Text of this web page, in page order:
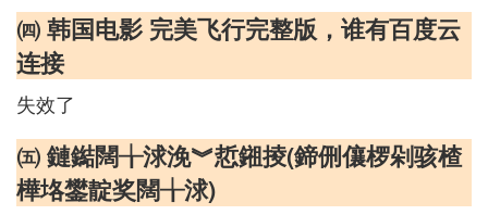
㈣ 韩国电影 完美飞行完整版，谁有百度云
连接
失效了
㈤ 鏈鐑闊╁浗浼︾悊鎺掕(鍗侀儴椤剁骇楂
樺垎鐢靛奖闊╁浗)